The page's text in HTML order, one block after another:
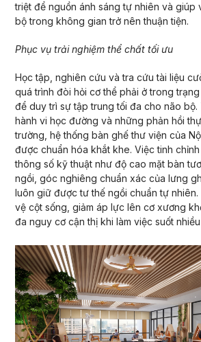
triệt để nguồn ánh sáng tự nhiên và giúp
bộ trong không gian trở nên thuận tiện.
Phục vụ trải nghiệm thể chất tối ưu
Học tập, nghiên cứu và tra cứu tài liệu
quá trình đòi hỏi cơ thể phải ở trong
để duy trì sự tập trung tối đa cho não bộ.
hành vi học đường và những phản hồi
trường, hệ thống bàn ghế thư viện của
được chuẩn hóa khắt khe. Việc tinh
thông số kỹ thuật như độ cao mặt bàn
ngồi, góc nghiêng chuẩn xác của lưng
luôn giữ được tư thế ngồi chuẩn tự
vệ cột sống, giảm áp lực lên cơ xương
đa nguy cơ cận thị khi làm việc suốt